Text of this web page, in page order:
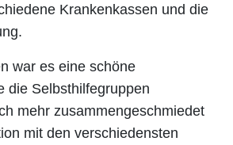
Krankenkassen und die
war es eine schöne
die Selbsthilfegruppen
mehr zusammengeschmiedet
mit den verschiedensten